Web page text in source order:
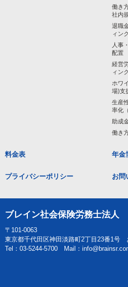
働き
社内
退職
ィン
人事
配置
経営
ィン
ホワ
場)支
生産
率化
助成
働き
料金表 年金
プライバシーポリシー お問
ブレイン社会保険労務士法人
〒101-0063
東京都千代田区神田淡路町2丁目23番1号
Tel：03-5244-5700 Mail：